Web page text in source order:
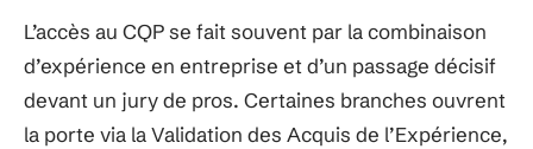
L’accès au CQP se fait souvent par la combinaison
d’expérience en entreprise et d’un passage décisif
devant un jury de pros. Certaines branches ouvrent
la porte via la Validation des Acquis de l’Expérience,